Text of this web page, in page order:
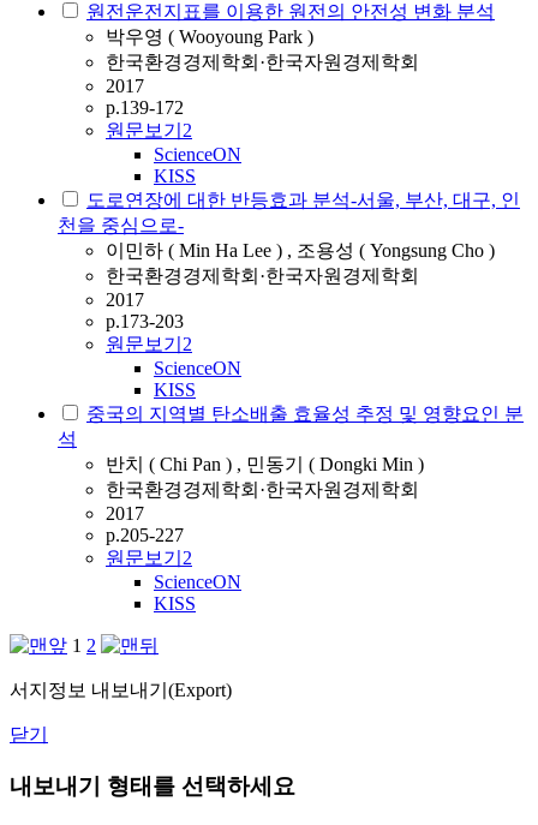
원전운전지표를 이용한 원전의 안전성 변화 분석
박우영 ( Wooyoung Park )
한국환경경제학회·한국자원경제학회
2017
p.139-172
원문보기 2
ScienceON
KISS
도로연장에 대한 반등효과 분석-서울, 부산, 대구, 인
천을 중심으로-
이민하 ( Min Ha Lee ) , 조용성 ( Yongsung Cho )
한국환경경제학회·한국자원경제학회
2017
p.173-203
원문보기 2
ScienceON
KISS
중국의 지역별 탄소배출 효율성 추정 및 영향요인 분
석
반치 ( Chi Pan ) , 민동기 ( Dongki Min )
한국환경경제학회·한국자원경제학회
2017
p.205-227
원문보기 2
ScienceON
KISS
1 2
서지정보 내보내기(Export)
닫기
내보내기 형태를 선택하세요